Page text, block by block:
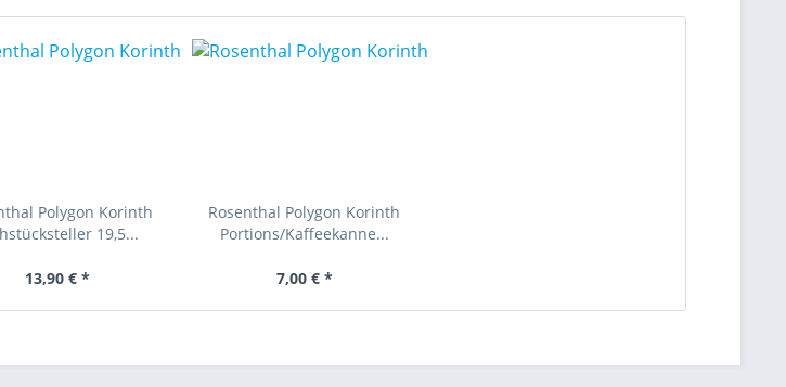
Polygon Korinth
19,5...
13,90 € *
Rosenthal Polygon Korinth
Portions/Kaffeekanne...
7,00 € *